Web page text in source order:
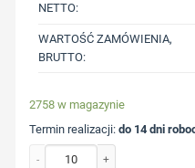
NETTO:
WARTOŚĆ ZAMÓWIENIA,
BRUTTO:
2758 w magazynie
Termin realizacji:do 14 dni